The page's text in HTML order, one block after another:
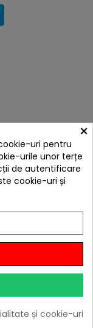
incorporabil,
x 82 cm
×
uri pentru
urile unor terțe
de autentificare
cookie-uri și
și cookie-uri
E